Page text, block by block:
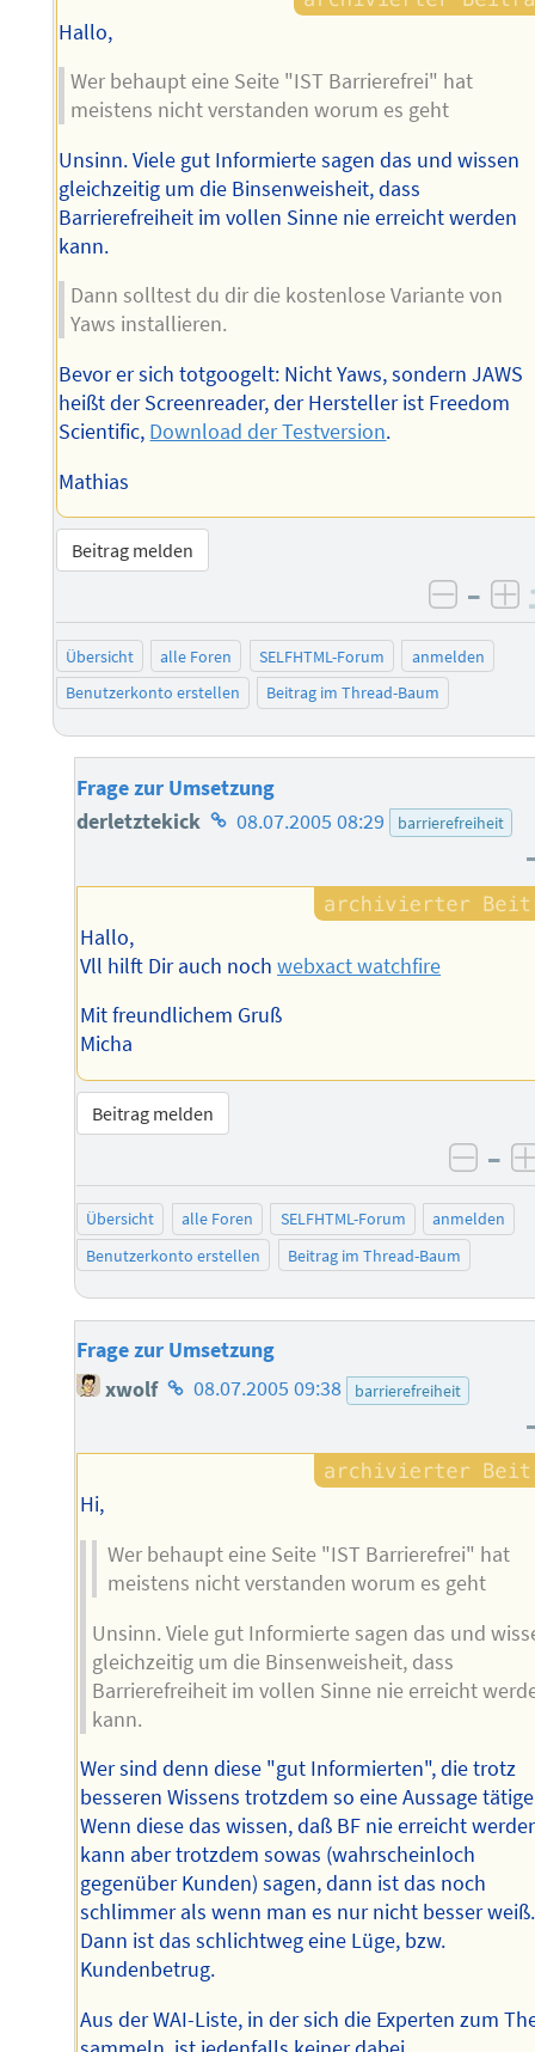
Hallo,
Wer behaupt eine Seite "IST Barrierefrei" hat
meistens nicht verstanden worum es geht
Unsinn. Viele gut Informierte sagen das und wissen
gleichzeitig um die Binsenweisheit, dass
Barrierefreiheit im vollen Sinne nie erreicht werden
kann.
Dann solltest du dir die kostenlose Variante von
Yaws installieren.
Bevor er sich totgoogelt: Nicht Yaws, sondern JAWS
heißt der Screenreader, der Hersteller ist Freedom
Scientific, Download der Testversion.
Mathias
Beitrag melden
–
Übersicht alle Foren SELFHTML-Forum
anmelden
Benutzerkonto erstellen
Beitrag im Thread-Baum
Frage zur Umsetzung
derletztekick Homepage
Autors
08.07.2005 08:29 barrierefreiheit
Hallo,
Vll hilft Dir auch nochwebxact watchfire
Mit freundlichem Gruß
Micha
Beitrag melden
–
Übersicht alle Foren SELFHTML-Forum
anmelden
Benutzerkonto erstellen
Beitrag im Thread-Baum
Frage zur Umsetzung
xwolf Homepage
Autors
08.07.2005 09:38 barrierefreiheit
Hi,
Wer behaupt eine Seite "IST Barrierefrei" hat
meistens nicht verstanden worum es geht
Unsinn. Viele gut Informierte sagen das und
gleichzeitig um die Binsenweisheit, dass
Barrierefreiheit im vollen Sinne nie erreicht
kann.
Wer sind denn diese "gut Informierten", die trotz
besseren Wissens trotzdem so eine Aussage
Wenn diese das wissen, daß BF nie erreicht
kann aber trotzdem sowas (wahrscheinloch
gegenüber Kunden) sagen, dann ist das noch
schlimmer als wenn man es nur nicht besser weiß.
Dann ist das schlichtweg eine Lüge, bzw.
Kundenbetrug.
Aus der WAI-Liste, in der sich die Experten zum